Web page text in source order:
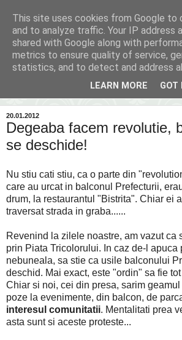
Inima Bacăului
Din inima Bacăului...spre inima ta...
20.01.2012
Degeaba facem revolutie,
se deschide!
Nu stiu cati stiu, ca o parte din
care au urcat in balconul Prefecturii,
drum, la restaurantul "Bistrita". Chiar ei
traversat strada in graba......
Revenind la zilele noastre, am vazut ca
prin Piata Tricolorului. In caz de-l apuca
nebuneala, sa stie ca usile balconului
deschid. Mai exact, este "ordin" sa fie
Chiar si noi, cei din presa, sarim
poze la evenimente, din balcon, de
interesul comunitatii. Mentalitati prea
asta sunt si aceste proteste...
This site uses cookies from Google to
and to analyze traffic. Your IP address
shared with Google along with
metrics to ensure quality of service,
statistics, and to detect and address
LEARN MORE GOT